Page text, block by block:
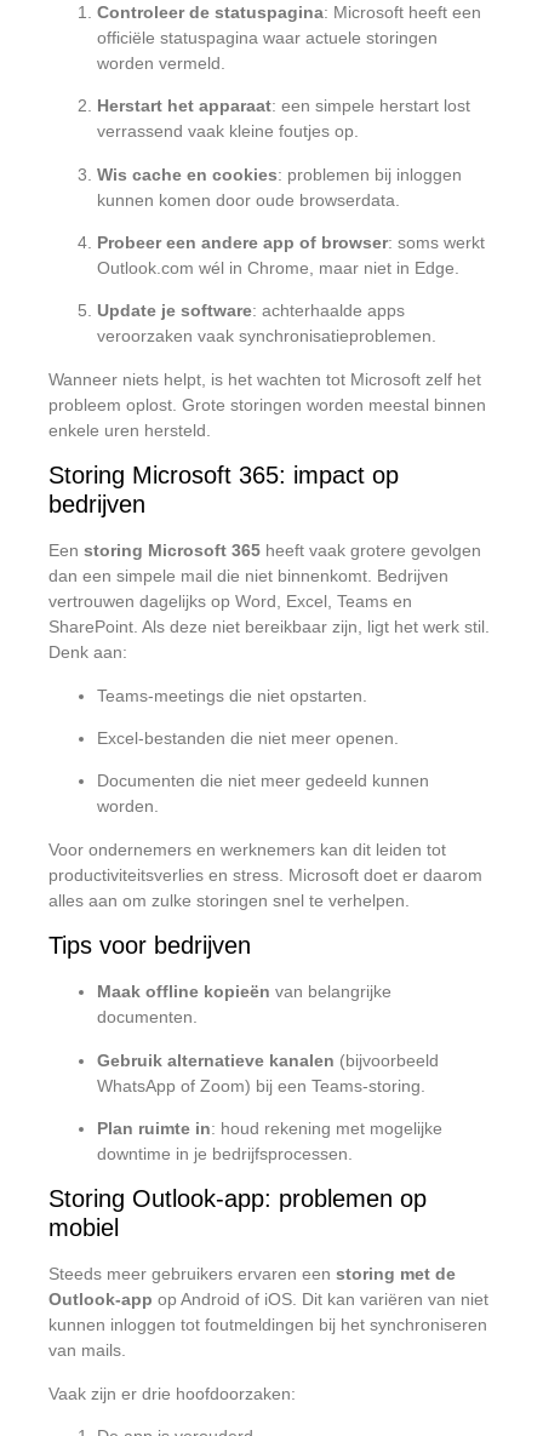
Controleer de statuspagina: Microsoft heeft een
officiële statuspagina waar actuele storingen
worden vermeld.
Herstart het apparaat: een simpele herstart lost
verrassend vaak kleine foutjes op.
Wis cache en cookies: problemen bij inloggen
kunnen komen door oude browserdata.
Probeer een andere app of browser: soms werkt
Outlook.com wél in Chrome, maar niet in Edge.
Update je software: achterhaalde apps
veroorzaken vaak synchronisatieproblemen.
Wanneer niets helpt, is het wachten tot Microsoft zelf het
probleem oplost. Grote storingen worden meestal binnen
enkele uren hersteld.
Storing Microsoft 365: impact op
bedrijven
Een storing Microsoft 365 heeft vaak grotere gevolgen
dan een simpele mail die niet binnenkomt. Bedrijven
vertrouwen dagelijks op Word, Excel, Teams en
SharePoint. Als deze niet bereikbaar zijn, ligt het werk stil.
Denk aan:
Teams-meetings die niet opstarten.
Excel-bestanden die niet meer openen.
Documenten die niet meer gedeeld kunnen
worden.
Voor ondernemers en werknemers kan dit leiden tot
productiviteitsverlies en stress. Microsoft doet er daarom
alles aan om zulke storingen snel te verhelpen.
Tips voor bedrijven
Maak offline kopieën van belangrijke
documenten.
Gebruik alternatieve kanalen (bijvoorbeeld
WhatsApp of Zoom) bij een Teams-storing.
Plan ruimte in: houd rekening met mogelijke
downtime in je bedrijfsprocessen.
Storing Outlook-app: problemen op
mobiel
Steeds meer gebruikers ervaren een storing met de
Outlook-app op Android of iOS. Dit kan variëren van niet
kunnen inloggen tot foutmeldingen bij het synchroniseren
van mails.
Vaak zijn er drie hoofdoorzaken: